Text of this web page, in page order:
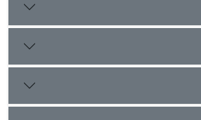
توزیع کالا نشان می‌دهد. از منظر زمانی، مواد فرهنگی گودین VI:1
حلقۀ اتصال میان شوش II و شوش III با عنوان مرحلۀ آغازین
شکل‌گیری فرهنگ آغازایلامی (حدود ۳۵۰۰ تا ۳۲۰۰پ.م.) را پُر
صرفاً عددی به متون کامل آغازایلامی را
مرحلۀ «شکل‌گیری فرهنگ آغازایلامی» با
فرهنگی، و گسترش تعاملات منطقه‌ای